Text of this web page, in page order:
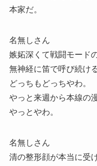
本家だ。
名無しさん
嫉妬深くて戦闘モード
無神経に笛で呼び続け
どっちもどっちやわ。
やっと来週から本線の
やっとやわ。
名無しさん
清の整形顔が本当に受